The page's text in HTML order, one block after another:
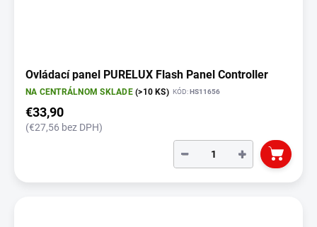
Ovládací panel PURELUX Flash Panel Controller
NA CENTRÁLNOM SKLADE(>10 KS) KÓD:HS11656
€33,90
(€27,56 bez DPH)
+
−